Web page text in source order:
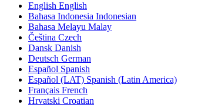
English English
Bahasa Indonesia Indonesian
Bahasa Melayu Malay
Čeština Czech
Dansk Danish
Deutsch German
Español Spanish
Español (LAT) Spanish (Latin America)
Français French
Hrvatski Croatian